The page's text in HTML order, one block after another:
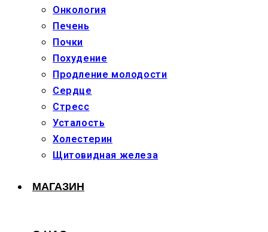
Онкология
Печень
Почки
Похудение
Продление молодости
Сердце
Стресс
Усталость
Холестерин
Щитовидная железа
МАГАЗИН